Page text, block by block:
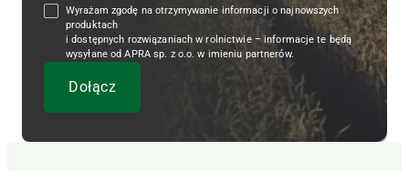
Wyrażam zgodę na otrzymywanie informacji o najnowszych
produktach
i dostępnych rozwiązaniach w rolnictwie – informacje te będą
wysyłane od APRA sp. z o.o. w imieniu partnerów.